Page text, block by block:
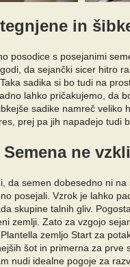
in
posodice s posejanimi
da sejančki sicer hitro
sadika si bo tudi na
lahko pričakujemo, da
sadike namreč veliko
prej pa jih napadejo tudi
Semena ne
da semen dobesedno ni na
posejali. Vzrok je lahko
skupine talnih gliv.
zemlji. Zato za vzgojo
zemljo Start za
šot in primerna za prve
nudi idealne pogoje za